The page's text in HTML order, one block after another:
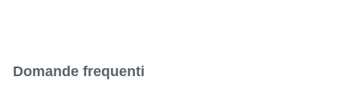
Domande frequenti